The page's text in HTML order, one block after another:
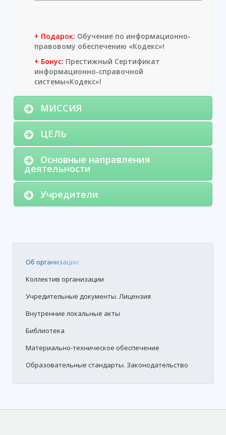
+ Подарок: Обучение по информационно-
правовому обеспечению «Кодекс»!
+ Бонус: Престижный Сертификат
информационно-справочной
системы«Кодекс»!
МИССИЯ
ЦЕЛЬ
Основные направления
деятельности
Учредители
Об организации
Коллектив организации
Учредительные документы. Лицензия
Внутренние локальные акты
Библиотека
Материально-техническое обеспечение
Образовательные стандарты. Законодательство